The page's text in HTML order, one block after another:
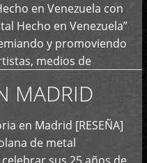
en Venezuela con
Hecho en Venezuela”
y promoviendo
medios de
MADRID
en Madrid [RESEÑA]
de metal